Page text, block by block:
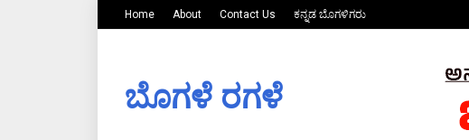
Home About Contact Us ಕನ್ನಡ ಬೊಗಳಿಗರು
ಬೊಗಳೆ ರಗಳೆ